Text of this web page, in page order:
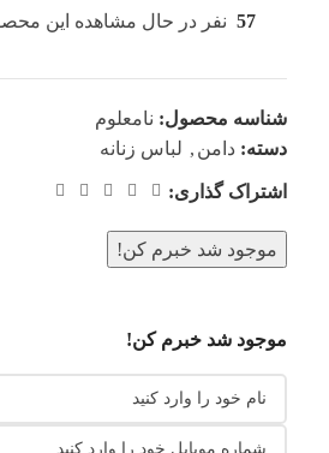
57 نفر در حال مشاهده این
شناسه محصول: نامعلوم
دسته: دامن , لباس زنانه
اشتراک گذاری:
موجود شد خبرم کن!
موجود شد خبرم کن!